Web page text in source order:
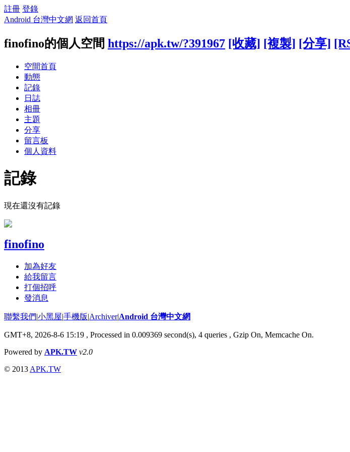
註冊 登錄
Android 台灣中文網 返回首頁
finofino的個人空間 https://apk.tw/?391967 [收藏] [複製] [分享]
空間首頁
動態
記錄
日誌
相冊
主題
分享
留言板
個人資料
記錄
現在還沒有記錄
finofino
加為好友
給我留言
打個招呼
發消息
聯繫我們|小黑屋|手機版|Archiver|Android 台灣中文網
GMT+8, 2026-8-6 15:19 , Processed in 0.009369 second(s), 4 queries , Gzip On, Memcache On.
Powered by APK.TW v2.0
© 2013 APK.TW